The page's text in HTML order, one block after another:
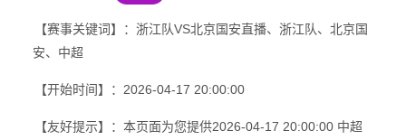
【赛事关键词】：浙江队VS北京国安直播、浙江队、北京国
安、中超
【开始时间】：2026-04-17 20:00:00
【友好提示】：本页面为您提供2026-04-17 20:00:00 中超